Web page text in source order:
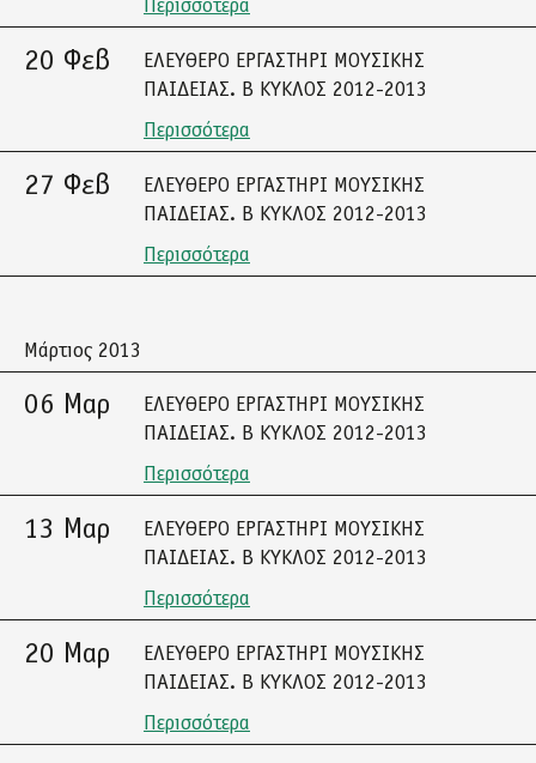
Περισσότερα
20 Φεβ
ΕΛΕΥΘΕΡΟ ΕΡΓΑΣΤΗΡΙ ΜΟΥΣΙΚΗΣ
ΠΑΙΔΕΙΑΣ. Β ΚΥΚΛΟΣ 2012-2013
Περισσότερα
27 Φεβ
ΕΛΕΥΘΕΡΟ ΕΡΓΑΣΤΗΡΙ ΜΟΥΣΙΚΗΣ
ΠΑΙΔΕΙΑΣ. Β ΚΥΚΛΟΣ 2012-2013
Περισσότερα
Μάρτιος 2013
06 Μαρ
ΕΛΕΥΘΕΡΟ ΕΡΓΑΣΤΗΡΙ ΜΟΥΣΙΚΗΣ
ΠΑΙΔΕΙΑΣ. Β ΚΥΚΛΟΣ 2012-2013
Περισσότερα
13 Μαρ
ΕΛΕΥΘΕΡΟ ΕΡΓΑΣΤΗΡΙ ΜΟΥΣΙΚΗΣ
ΠΑΙΔΕΙΑΣ. Β ΚΥΚΛΟΣ 2012-2013
Περισσότερα
20 Μαρ
ΕΛΕΥΘΕΡΟ ΕΡΓΑΣΤΗΡΙ ΜΟΥΣΙΚΗΣ
ΠΑΙΔΕΙΑΣ. Β ΚΥΚΛΟΣ 2012-2013
Περισσότερα